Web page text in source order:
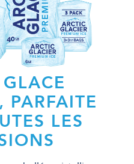
PARFAITE
LES